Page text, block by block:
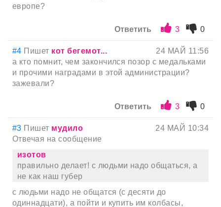
европе?
Ответить 3 0
#4 Пишет кот бегемот...
24 МАЙ 11:56
а кто помнит, чем закончился позор с медальками
и прочими наградами в этой администрации?
зажевали?
Ответить 3 0
#3 Пишет мyдило
24 МАЙ 10:34
Отвечая на сообщение
изотов
правильно делает! с людьми надо общаться, а
не как наш губер
с людьми надо не общатся (с десяти до
одиннадцати), а пойти и купить им колбасы,